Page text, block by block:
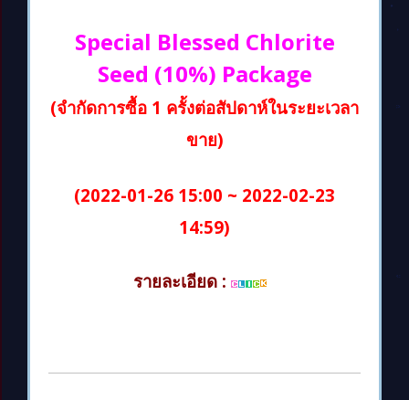
Special Blessed Chlorite
Seed (10%) Package
(จำกัดการซื้อ 1 ครั้งต่อสัปดาห์ในระยะเวลา
ขาย)
(2022-01-26 15:00 ~ 2022-02-23
14:59)
รายละเอียด :